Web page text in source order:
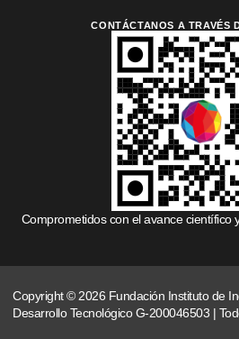
CONTÁCTANOS A TRAVÉS
Comprometidos con el avance científico
Copyright © 2026 Fundación Instituto de
Desarrollo Tecnológico G-200046503 |